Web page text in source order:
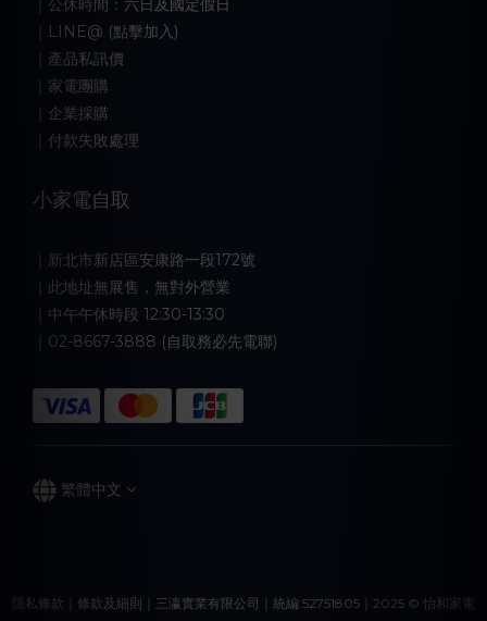
｜公休時間：六日及國定假日
｜LINE@ (點擊加入)
｜產品私訊價
｜家電團購
｜企業採購
｜付款失敗處理
小家電自取
｜新北市新店區安康路一段172號
｜此地址無展售，無對外營業
｜中午午休時段 12:30-13:30
｜02-8667-3888 (自取務必先電聯)
繁體中文
隱私條款｜條款及細則｜三瀛實業有限公司｜統編:52751805｜2025 © 怡和家電